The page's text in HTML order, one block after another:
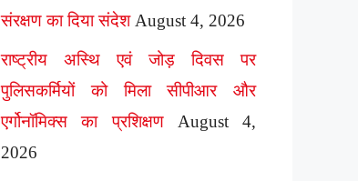
संरक्षण का दिया संदेश August 4, 2026
राष्ट्रीय अस्थि एवं जोड़ दिवस पर
पुलिसकर्मियों को मिला सीपीआर और
एर्गोनॉमिक्स का प्रशिक्षण
August 4,
2026